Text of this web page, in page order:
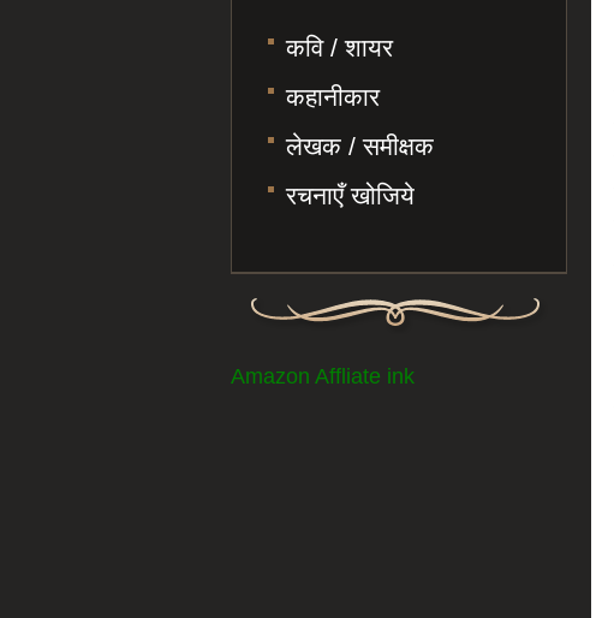
कवि / शायर
कहानीकार
लेखक / समीक्षक
रचनाएँ खोजिये
Amazon Affliate ink